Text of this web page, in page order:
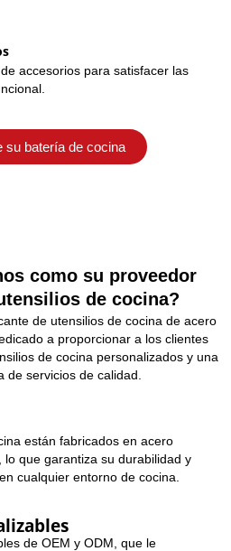
accesorios para satisfacer las
su batería de cocina
como su proveedor
de cocina?
de utensilios de cocina de acero
a proporcionar a los clientes
de cocina personalizados y una
de servicios de calidad.
están fabricados en acero
lo que garantiza su durabilidad y
cualquier entorno de cocina.
de OEM y ODM, que le